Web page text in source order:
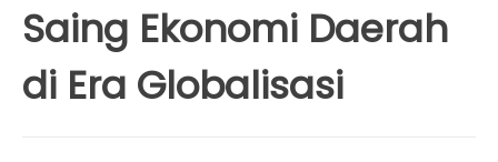
Saing Ekonomi Daerah
di Era Globalisasi